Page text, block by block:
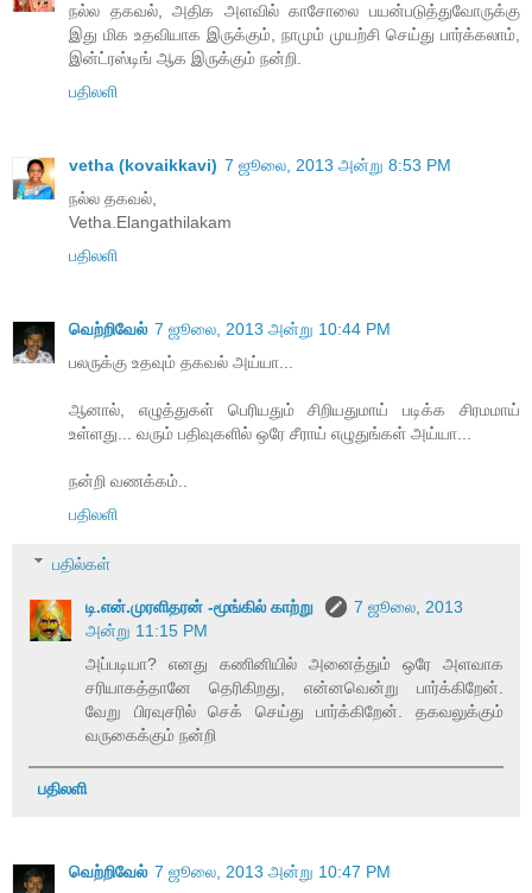
நல்ல தகவல், அதிக அளவில் காசோலை பயன்படுத்துவோருக்கு
இது மிக உதவியாக இருக்கும், நாமும் முயற்சி செய்து பார்க்கலாம்,
இன்ட்ரஸ்டிங் ஆக இருக்கும் நன்றி.
பதிலளி
vetha (kovaikkavi) 7 ஜூலை, 2013 அன்று 8:53 PM
நல்ல தகவல்,
Vetha.Elangathilakam
பதிலளி
வெற்றிவேல் 7 ஜூலை, 2013 அன்று 10:44 PM
பலருக்கு உதவும் தகவல் அய்யா...
ஆனால், எழுத்துகள் பெரியதும் சிறியதுமாய் படிக்க சிரமமாய்
உள்ளது... வரும் பதிவுகளில் ஒரே சீராய் எழுதுங்கள் அய்யா...
நன்றி வணக்கம்..
பதிலளி
பதில்கள்
டி.என்.முரளிதரன் -மூங்கில் காற்று
7 ஜூலை, 2013
அன்று 11:15 PM
அப்படியா? எனது கணினியில் அனைத்தும் ஒரே அளவாக
சரியாகத்தானே தெரிகிறது, என்னவென்று பார்க்கிறேன்.
வேறு பிரவுசரில் செக் செய்து பார்க்கிறேன். தகவலுக்கும்
வருகைக்கும் நன்றி
பதிலளி
வெற்றிவேல் 7 ஜூலை, 2013 அன்று 10:47 PM